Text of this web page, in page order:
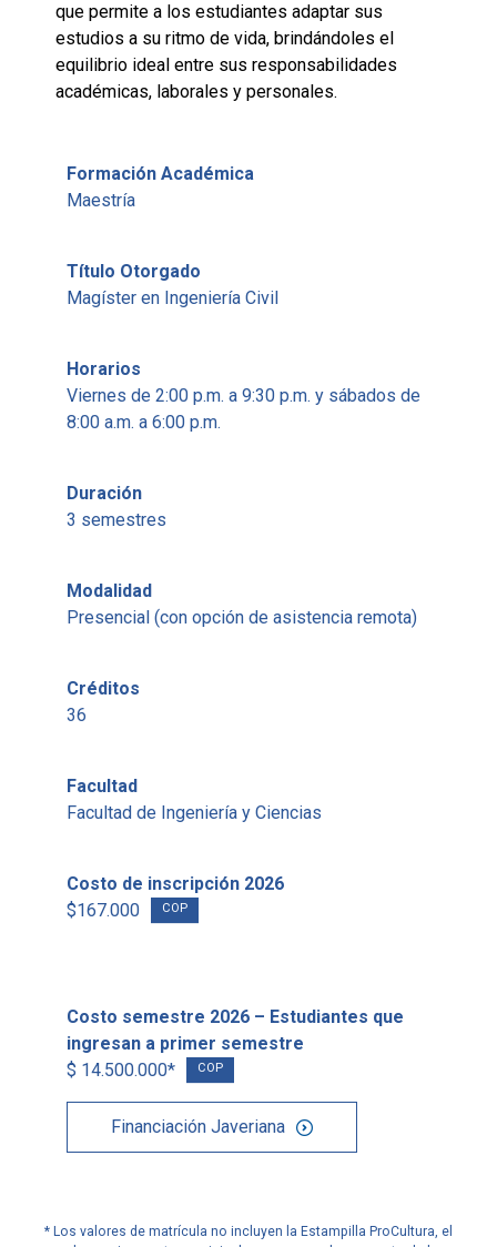
que permite a los estudiantes adaptar sus
estudios a su ritmo de vida, brindándoles el
equilibrio ideal entre sus responsabilidades
académicas, laborales y personales.
Formación Académica
Maestría
Título Otorgado
Magíster en Ingeniería Civil
Horarios
Viernes de 2:00 p.m. a 9:30 p.m. y sábados de
8:00 a.m. a 6:00 p.m.
Duración
3 semestres
Modalidad
Presencial (con opción de asistencia remota)
Créditos
36
Facultad
Facultad de Ingeniería y Ciencias
Costo de inscripción 2026
$167.000
COP
Costo semestre 2026 – Estudiantes que
ingresan a primer semestre
$ 14.500.000*
COP
Financiación Javeriana
* Los valores de matrícula no incluyen la Estampilla ProCultura, el